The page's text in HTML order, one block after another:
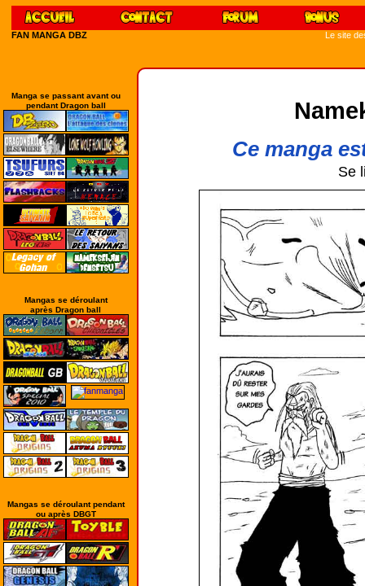
FAN MANGA DBZ Le site
Manga se passant avant ou
pendant Dragon ball
Mangas se déroulant
après Dragon ball
Mangas se déroulant pendant
ou après DBGT
Ce manga
Se